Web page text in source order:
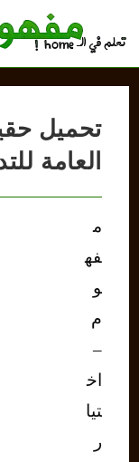
تحميل
العامة
م
فه
و
م
–
اخ
تيا
ر